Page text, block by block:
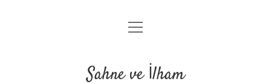
Anasayfa
menüyü
Sahne ve İlham